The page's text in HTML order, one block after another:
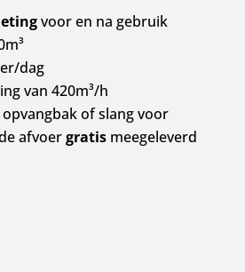
voor en na gebruik
dag
van 420m³/h
of slang voor
afvoergratismeegeleverd